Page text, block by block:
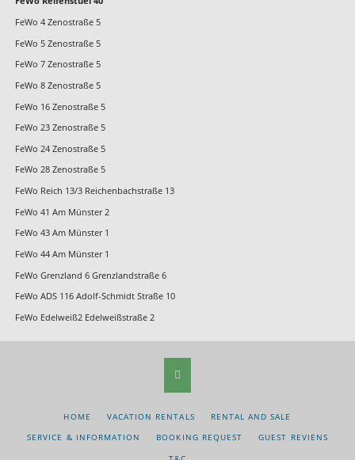
FeWo 4 Zenostraße 5
FeWo 5 Zenostraße 5
FeWo 7 Zenostraße 5
FeWo 8 Zenostraße 5
FeWo 16 Zenostraße 5
FeWo 23 Zenostraße 5
FeWo 24 Zenostraße 5
FeWo 28 Zenostraße 5
FeWo Reich 13/3 Reichenbachstraße 13
FeWo 41 Am Münster 2
FeWo 43 Am Münster 1
FeWo 44 Am Münster 1
FeWo Grenzland 6 Grenzlandstraße 6
FeWo ADS 116 Adolf-Schmidt Straße 10
FeWo Edelweiß2 Edelweißstraße 2
SKIP
HOME VACATION RENTALS
RENTAL AND SALE
SERVICE & INFORMATION
BOOKING REQUEST
GUEST REVIENS